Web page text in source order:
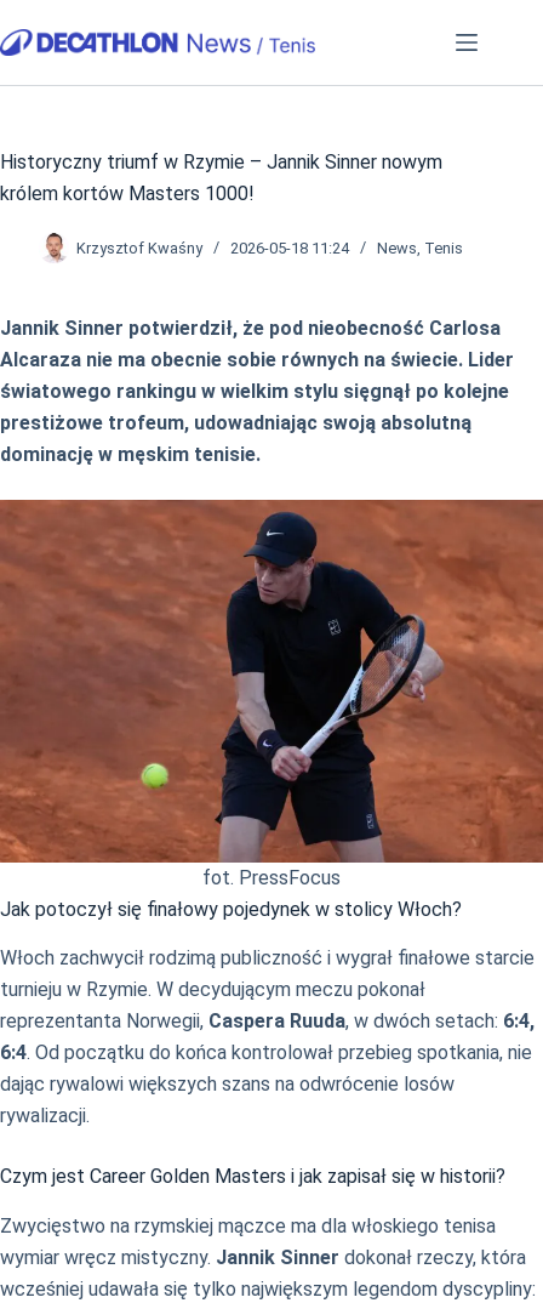
do
Historyczny triumf w Rzymie – Jannik Sinner nowym
królem kortów Masters 1000!
Krzysztof Kwaśny 2026-05-18 11:24 News Tenis
Jannik Sinner potwierdził, że pod nieobecność Carlosa
Alcaraza nie ma obecnie sobie równych na świecie. Lider
światowego rankingu w wielkim stylu sięgnął po kolejne
prestiżowe trofeum, udowadniając swoją absolutną
dominację w męskim tenisie.
fot. PressFocus
Jak potoczył się finałowy pojedynek w stolicy Włoch?
Włoch zachwycił rodzimą publiczność i wygrał finałowe starcie
turnieju w Rzymie. W decydującym meczu pokonał
reprezentanta Norwegii, Caspera Ruuda, w dwóch setach: 6:4,
6:4. Od początku do końca kontrolował przebieg spotkania, nie
dając rywalowi większych szans na odwrócenie losów
rywalizacji.
Czym jest Career Golden Masters i jak zapisał się w historii?
Zwycięstwo na rzymskiej mączce ma dla włoskiego tenisa
wymiar wręcz mistyczny. Jannik Sinner dokonał rzeczy, która
wcześniej udawała się tylko największym legendom dyscypliny: